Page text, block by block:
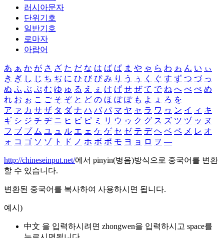
러시아문자
단위기호
일반기호
로마자
아랍어
あ ぁ か が さ ざ た だ な は ば ぱ ま や ゃ ら わ ゎ ん い ぃ
き ぎ し じ ち ぢ に ひ び ぴ み り う ぅ く ぐ す ず つ づ っ
ぬ ふ ぶ ぷ む ゆ ゅ る え ぇ け げ せ ぜ て で ね へ べ ぺ め
れ お ぉ こ ご そ ぞ と ど の ほ ぼ ぽ も よ ょ ろ を
ア ァ カ サ ザ タ ダ ナ ハ バ パ マ ヤ ャ ラ ワ ヮ ン イ ィ キ
ギ シ ジ チ ヂ ニ ヒ ビ ピ ミ リ ウ ゥ ク グ ス ズ ツ ヅ ッ ヌ
フ ブ プ ム ユ ュ ル エ ェ ケ ゲ セ ゼ テ デ ヘ ベ ペ メ レ オ
ォ コ ゴ ソ ゾ ト ド ノ ホ ボ ポ モ ヨ ョ ロ ヲ ―
http://chineseinput.net/에서 pinyin(병음)방식으로 중국어를 변환
할 수 있습니다.
변환된 중국어를 복사하여 사용하시면 됩니다.
예시)
中文 을 입력하시려면 zhongwen을 입력하시고 space를